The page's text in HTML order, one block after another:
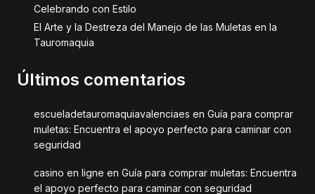
Celebrando con Estilo
El Arte y la Destreza del Manejo de las Muletas en la
Tauromaquia
Últimos comentarios
escueladetauromaquiavalenciaes en Guía para comprar
muletas: Encuentra el apoyo perfecto para caminar con
seguridad
casino en ligne en Guía para comprar muletas: Encuentra
el apoyo perfecto para caminar con seguridad